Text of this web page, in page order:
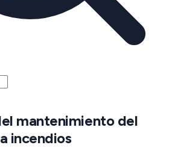
mantenimiento del
incendios